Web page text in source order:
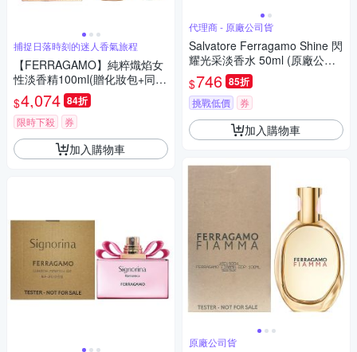
捕捉日落時刻的迷人香氣旅程
【FERRAGAMO】純粹熾焰女
性淡香精100ml(贈化妝包+同款
小香6ml乙瓶)
$4,074 84折
限時下殺 券
加入購物車
代理商 - 原廠公司貨
Salvatore Ferragamo Shine 閃
耀光采淡香水 50ml (原廠公司
貨) 效期 2028/07
$746 85折
挑戰低價 券
加入購物車
原廠公司貨